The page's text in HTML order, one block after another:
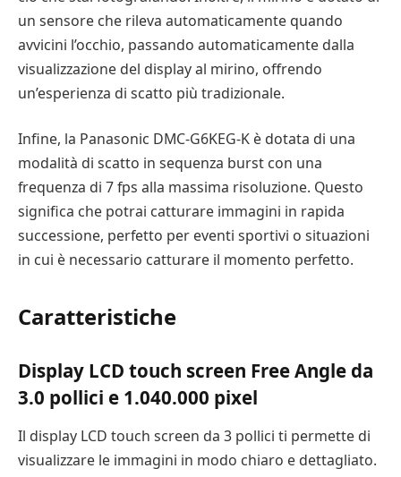
un sensore che rileva automaticamente quando
avvicini l’occhio, passando automaticamente dalla
visualizzazione del display al mirino, offrendo
un’esperienza di scatto più tradizionale.
Infine, la Panasonic DMC-G6KEG-K è dotata di una
modalità di scatto in sequenza burst con una
frequenza di 7 fps alla massima risoluzione. Questo
significa che potrai catturare immagini in rapida
successione, perfetto per eventi sportivi o situazioni
in cui è necessario catturare il momento perfetto.
Caratteristiche
Display LCD touch screen Free Angle da
3.0 pollici e 1.040.000 pixel
Il display LCD touch screen da 3 pollici ti permette di
visualizzare le immagini in modo chiaro e dettagliato.